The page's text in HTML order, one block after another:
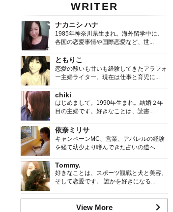
WRITER
ナカニシ ハナ
1985年神奈川県生まれ。海外留学中に、
各国の恋愛事情や国際恋愛など、世...
ともりこ
恋愛の酸いも甘いも経験してきたアラフォ
ー主婦ライター。現在は仕事と育児に...
chiki
はじめまして。1990年生まれ。結婚２年
目の主婦です。好きなことは、読書...
依奈ミリサ
キャンペーンMC、営業、アパレルの経験
を経て幼少より嗜んできた占いの道へ...
Tommy.
好きなことは、スポーツ観戦と犬と美容、
そして恋愛です。 誰かを好きになる...
View More